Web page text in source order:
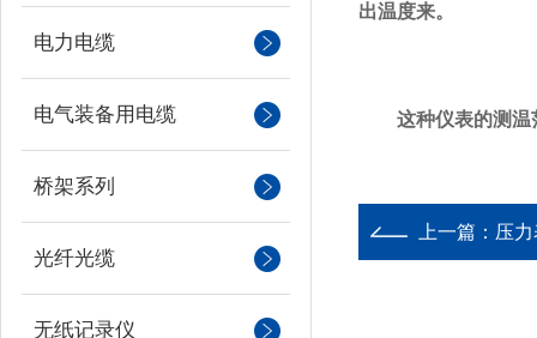
电力电缆
电气装备用电缆
桥架系列
光纤光缆
无纸记录仪
出温度来。
这种仪表的测温
上一篇： 压